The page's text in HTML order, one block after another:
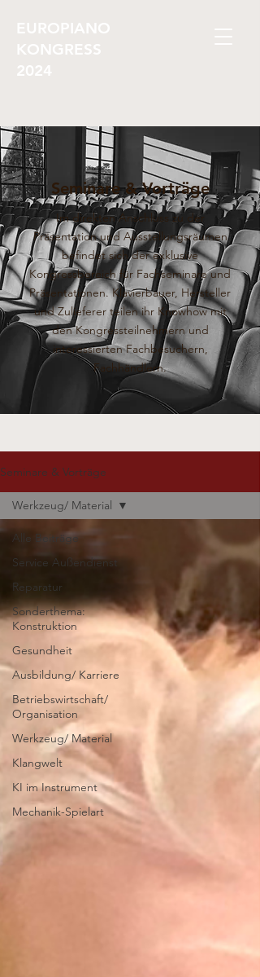
EUROPIANO
KONGRESS
2024
Seminare & Vorträge
Im direkten Anschluss zu der
Präsentation und Ausstellungsräumen
befindet sich der exklusive
Kongressbereich für Fachseminare und
Präsentationen. Klavierbauer, Hersteller
und Zulieferer teilen ihr Knowhow mit
den Kongressteilnehmern und
interessierten Fachbesuchern,
Fachhändlern.
Seminare & Vorträge
Alle Beiträge
Service Außendienst
Reparatur
Sonderthema:
Konstruktion
Gesundheit
Ausbildung/ Karriere
Betriebswirtschaft/
Organisation
Werkzeug/ Material
Klangwelt
KI im Instrument
Mechanik-Spielart
Werkzeug/ Material